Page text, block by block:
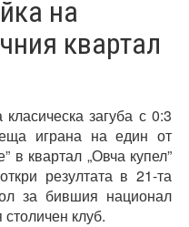
на
квартал
загуба с 0:3
играна на един от
в квартал „Овча купел”
резултата в 21-та
за бившия национал
клуб.